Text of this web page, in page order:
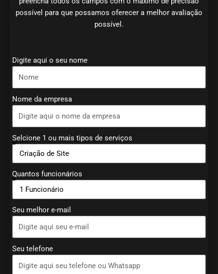
possível para que possamos oferecer a melhor avaliação
possível.
Digite aqui o seu nome
Nome da empresa
Selcione 1 ou mais tipos de serviços
Quantos funcionários
Seu melhor e-mail
Seu telefone